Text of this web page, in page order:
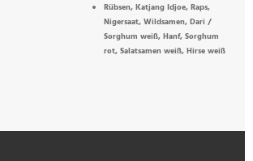
Rübsen, Katjang Idjoe, Raps,
Nigersaat, Wildsamen, Dari /
Sorghum weiß, Hanf, Sorghum
rot, Salatsamen weiß, Hirse weiß